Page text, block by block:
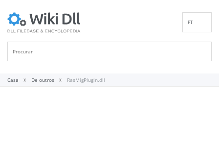
PT
Casa De outros RasMigPlugin.dll